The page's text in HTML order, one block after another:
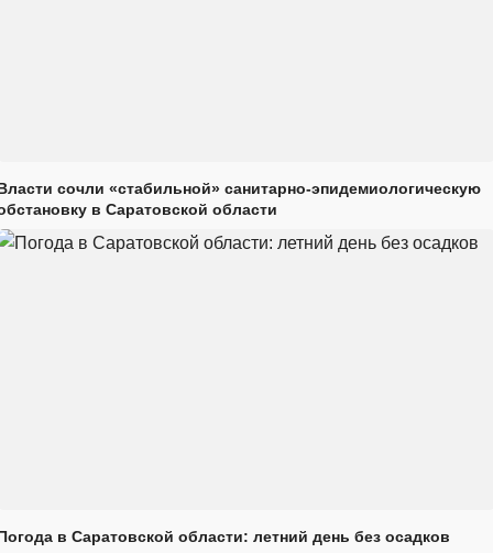
сочли «стабильной» санитарно-эпидемиологическую
в Саратовской области
в Саратовской области: летний день без осадков